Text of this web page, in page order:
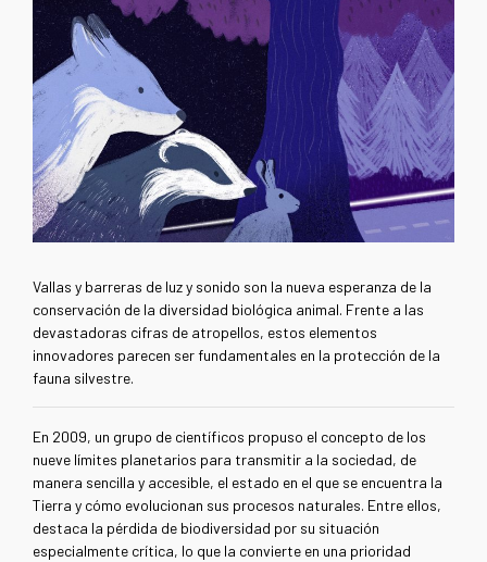
Vallas y barreras de luz y sonido son la nueva esperanza de la
conservación de la diversidad biológica animal. Frente a las
devastadoras cifras de atropellos, estos elementos
innovadores parecen ser fundamentales en la protección de la
fauna silvestre.
En 2009, un grupo de científicos propuso el concepto de los
nueve límites planetarios para transmitir a la sociedad, de
manera sencilla y accesible, el estado en el que se encuentra la
Tierra y cómo evolucionan sus procesos naturales. Entre ellos,
destaca la pérdida de biodiversidad por su situación
especialmente crítica, lo que la convierte en una prioridad